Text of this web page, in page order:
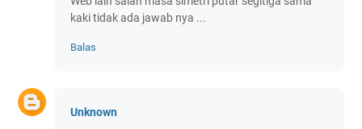
kaki tidak ada jawab nya ...
Balas
Unknown